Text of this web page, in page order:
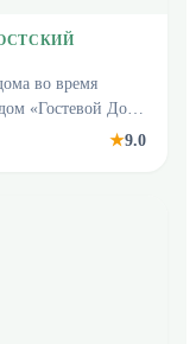
во время
«Гостевой Дом
Этот гостевой
★9.0